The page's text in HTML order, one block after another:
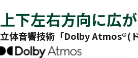
上下左右方向に広
立体音響技術「Dolby Atmos®(